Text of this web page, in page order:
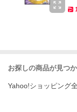
お探しの商品が見つ
Yahoo!ショッピング